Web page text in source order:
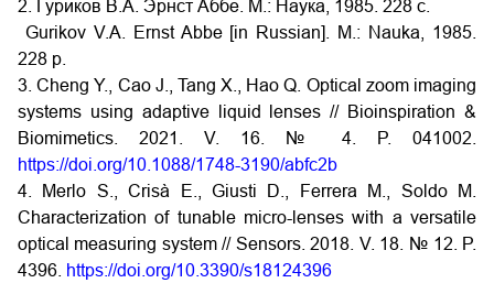
2. Гуриков В.А. Эрнст Аббе. М.: Наука, 1985. 228 с.
Gurikov V.A. Ernst Abbe [in Russian]. M.: Nauka, 1985.
228 p.
3. Cheng Y., Cao J., Tang X., Hao Q. Optical zoom imaging
systems using adaptive liquid lenses // Bioinspiration &
Biomimetics. 2021. V. 16. № 4. P. 041002.
https://doi.org/10.1088/1748-3190/abfc2b
4. Merlo S., Crisà E., Giusti D., Ferrera M., Soldo M.
Characterization of tunable micro-lenses with a versatile
optical measuring system // Sensors. 2018. V. 18. № 12. P.
4396. https://doi.org/10.3390/s18124396